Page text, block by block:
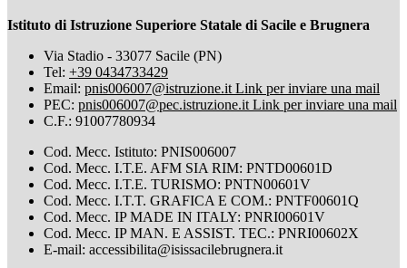
Istituto di Istruzione Superiore Statale di Sacile e Brugnera
Via Stadio - 33077 Sacile (PN)
Tel: +39 0434733429
Email: pnis006007@istruzione.it Link per inviare una mail
PEC: pnis006007@pec.istruzione.it Link per inviare una mail
C.F.: 91007780934
Cod. Mecc. Istituto: PNIS006007
Cod. Mecc. I.T.E. AFM SIA RIM: PNTD00601D
Cod. Mecc. I.T.E. TURISMO: PNTN00601V
Cod. Mecc. I.T.T. GRAFICA E COM.: PNTF00601Q
Cod. Mecc. IP MADE IN ITALY: PNRI00601V
Cod. Mecc. IP MAN. E ASSIST. TEC.: PNRI00602X
E-mail: accessibilita@isissacilebrugnera.it